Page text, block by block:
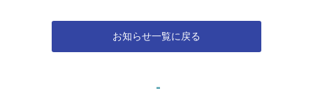
お知らせ一覧に戻る